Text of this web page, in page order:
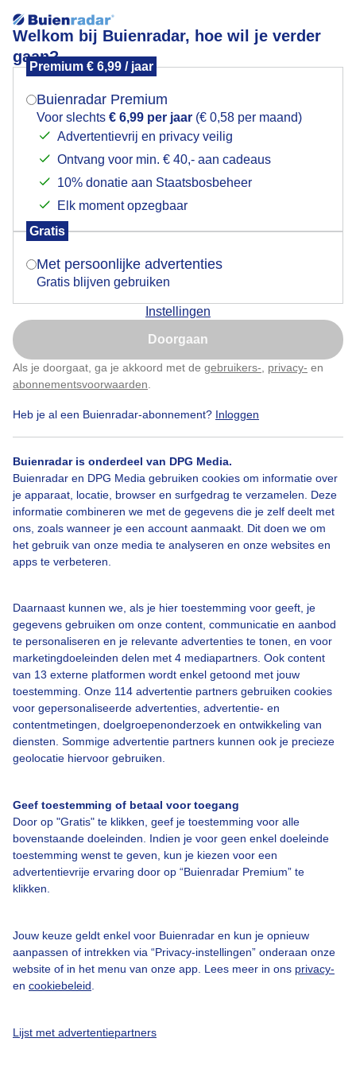
Welkom bij Buienradar, hoe wil je verder
gaan?
Premium € 6,99 / jaar
Buienradar Premium
Voor slechts € 6,99 per jaar (€ 0,58 per maand)
Advertentievrij en privacy veilig
Ontvang voor min. € 40,- aan cadeaus
10% donatie aan Staatsbosbeheer
Elk moment opzegbaar
Gratis
Met persoonlijke advertenties
Gratis blijven gebruiken
Instellingen
Doorgaan
Als je doorgaat, ga je akkoord met de gebruikers- privacy- en
abonnementsvoorwaarden
Heb je al een Buienradar-abonnement? Inloggen
Buienradar is onderdeel van DPG Media.
Buienradar en DPG Media gebruiken cookies om informatie over
je apparaat, locatie, browser en surfgedrag te verzamelen. Deze
informatie combineren we met de gegevens die je zelf deelt met
ons, zoals wanneer je een account aanmaakt. Dit doen we om
het gebruik van onze media te analyseren en onze websites en
apps te verbeteren.
Daarnaast kunnen we, als je hier toestemming voor geeft, je
gegevens gebruiken om onze content, communicatie en aanbod
te personaliseren en je relevante advertenties te tonen, en voor
marketingdoeleinden delen met 4 mediapartners. Ook content
van 13 externe platformen wordt enkel getoond met jouw
toestemming. Onze 114 advertentie partners gebruiken cookies
voor gepersonaliseerde advertenties, advertentie- en
contentmetingen, doelgroepenonderzoek en ontwikkeling van
diensten. Sommige advertentie partners kunnen ook je precieze
geolocatie hiervoor gebruiken.
Geef toestemming of betaal voor toegang
Door op "Gratis" te klikken, geef je toestemming voor alle
bovenstaande doeleinden. Indien je voor geen enkel doeleinde
toestemming wenst te geven, kun je kiezen voor een
advertentievrije ervaring door op “Buienradar Premium” te
klikken.
Jouw keuze geldt enkel voor Buienradar en kun je opnieuw
aanpassen of intrekken via “Privacy-instellingen” onderaan onze
website of in het menu van onze app. Lees meer in ons privacy-
en cookiebeleid
Lijst met advertentiepartners
Zilvermeeuwen.
een stevige zuidwestenwind.
Door: Adri Joosse
Bekijk slideshow
Een moment geduld aub...
Over Buienradar
Contact
Toegankelijkheid
Gebruikersvoorwaarden
Buienradar Team
Privacy beleid
Cookie beleid
Gratis weerdata
Mogen we je locatie gebruiken voor het
Indien je hier nog geen akkoord op hebt gegeven,
verschijnt er zo een pop-up uit je browser waarin
Is goed, toon de popup
Nu niet, misschien later
Klik hierom dit aan te passen